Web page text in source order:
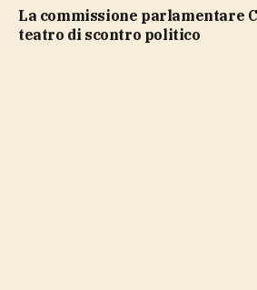
La commissione parlamentare Covid, storia di un
teatro di scontro politico